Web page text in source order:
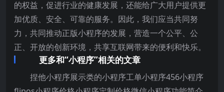
的权益，促进行业的健康发展，还能给广大用户提供更
加优质、安全、可靠的服务。因此，我们应当共同努
力，共同推动正版小程序的发展，营造一个公平、公
正、开放的创新环境，共享互联网带来的便利和快乐。
更多和“小程序”相关的文章
捏他小程序展示类的小程序工单小程序456小程序